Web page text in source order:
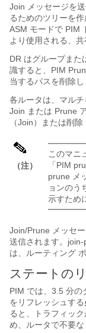
Join メッセージを
るためのツリーを
ASM モードで PIM
より使用される、共
DR はグループまた
識すると、PIM
当するパスを削除し
各ルータは、マル
Join または Prune
（Join）または削
（注）
このマニ
「PIM
prune メ
ョンのう
示すため
Join/Prune メッセ
送信されます。
は、ルーティング
ステートの
PIM では、3.5 分の
をリフレッシュす
ると、トラフィッ
め、ルータで不要な